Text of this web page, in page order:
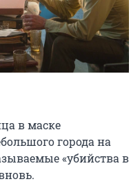
в маске
города на
«убийства в